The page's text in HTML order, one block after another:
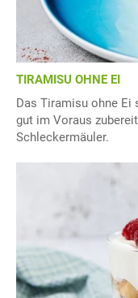
TIRAMISU OHNE EI
Das Tiramisu ohne
gut im Voraus
Schleckermäuler.